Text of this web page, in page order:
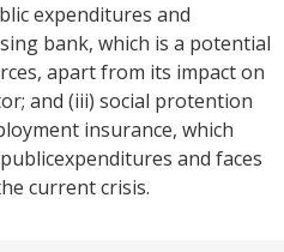
expenditures and
bank, which is a potential
apart from its impact on
and (iii) social protention
insurance, which
and faces
current crisis.